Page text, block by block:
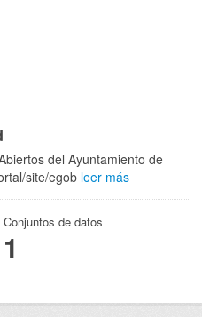
del Ayuntamiento de
site/egob leer más
Conjuntos de datos
1